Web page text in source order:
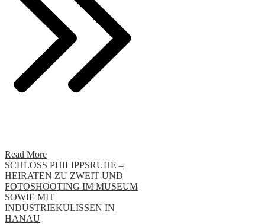
Read More
SCHLOSS PHILIPPSRUHE –
HEIRATEN ZU ZWEIT UND
FOTOSHOOTING IM MUSEUM
SOWIE MIT
INDUSTRIEKULISSEN IN
HANAU